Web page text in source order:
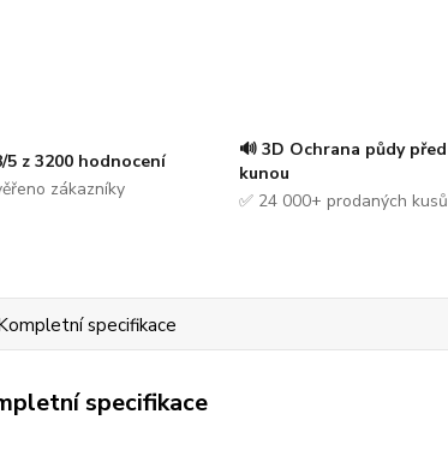
5 z 3200 hodnocení
zákazníky
🔊 3D Ochrana půdy před
kunou
✅ 24 000+ prodaných kusů
specifikace
specifikace